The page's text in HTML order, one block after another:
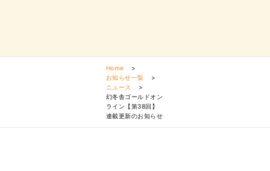
Home
>
お知らせ一覧
>
ニュース
>
幻冬舎ゴールドオン
ライン【第38回】
連載更新のお知らせ